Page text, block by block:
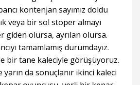
kontenjan sayımız doldu
veya bir sol stoper almayı
giden olursa, ayrılan olursa.
tamamlamış durumdayız.
bir tane kaleciyle görüşüyoruz.
da sonuçlanır ikinci kaleci